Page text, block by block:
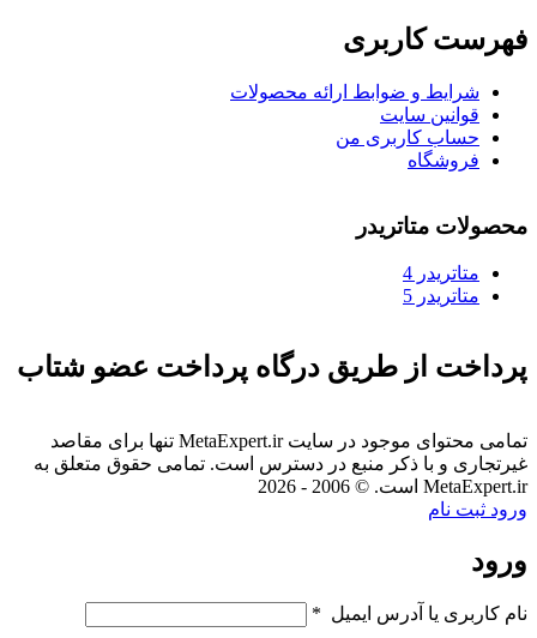
فهرست کاربری
شرایط و ضوابط ارائه محصولات
قوانین سایت
حساب کاربری من
فروشگاه
محصولات متاتریدر
متاتريدر 4
متاتريدر 5
پرداخت از طریق درگاه پرداخت عضو شتاب
تمامی محتوای موجود در سایت MetaExpert.ir تنها برای مقاصد
غیرتجاری و با ذکر منبع در دسترس است. تمامی حقوق متعلق به
MetaExpert.ir است. © 2006 - 2026
ورود ثبت نام
ورود
نام کاربری یا آدرس ایمیل *